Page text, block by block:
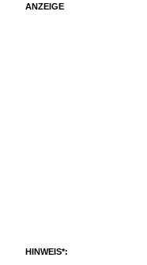
ANZEIGE
HINWEIS*: